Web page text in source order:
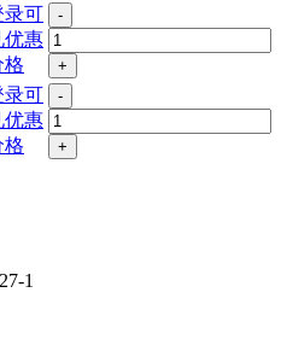
录可
优惠
格
-
+
录可
优惠
格
-
+
1